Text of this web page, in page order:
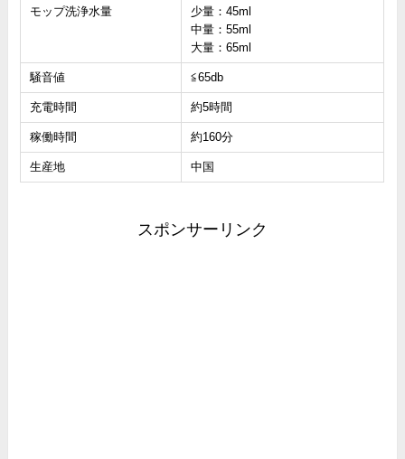
モップ洗浄水量
少量：45ml
中量：55ml
大量：65ml
騒音値 ≦65db
充電時間 約5時間
稼働時間 約160分
生産地 中国
スポンサーリンク